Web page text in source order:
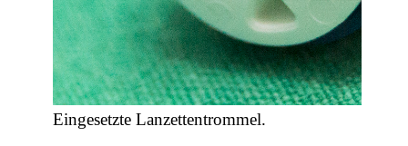
Eingesetzte Lanzettentrommel.